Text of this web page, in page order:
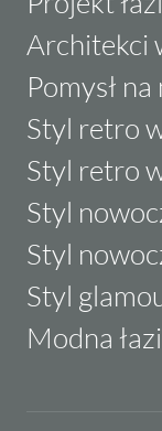
Architekci
Pomysł
Styl retro
Styl retro
Styl
Styl
Styl
Modna